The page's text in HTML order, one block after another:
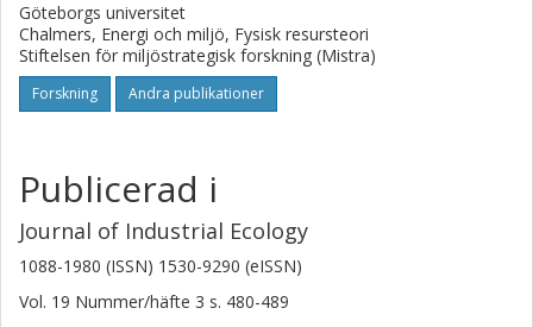
Göteborgs universitet
Chalmers, Energi och miljö, Fysisk resursteori
Stiftelsen för miljöstrategisk forskning (Mistra)
Forskning Andra publikationer
Publicerad i
Journal of Industrial Ecology
1088-1980 (ISSN) 1530-9290 (eISSN)
Vol. 19 Nummer/häfte 3 s. 480-489